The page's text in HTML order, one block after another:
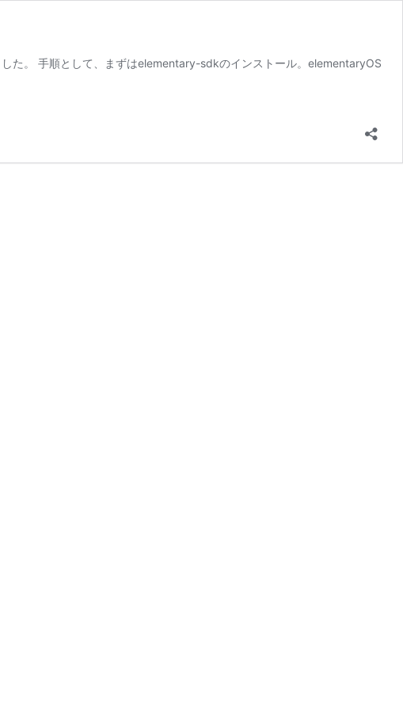
た。 手順として、まずはelementary-sdkのインストール。elementaryOS